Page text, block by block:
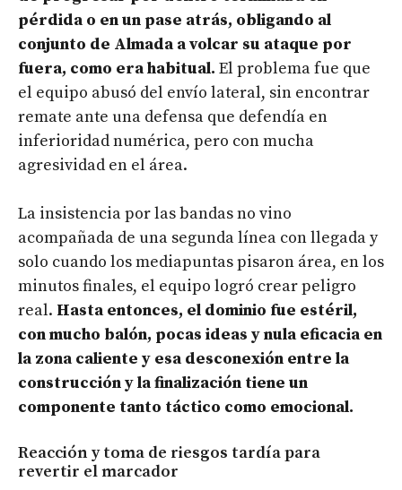
pérdida o en un pase atrás, obligando al
conjunto de Almada a volcar su ataque por
fuera, como era habitual. El problema fue que
el equipo abusó del envío lateral, sin encontrar
remate ante una defensa que defendía en
inferioridad numérica, pero con mucha
agresividad en el área.
La insistencia por las bandas no vino
acompañada de una segunda línea con llegada y
solo cuando los mediapuntas pisaron área, en los
minutos finales, el equipo logró crear peligro
real. Hasta entonces, el dominio fue estéril,
con mucho balón, pocas ideas y nula eficacia en
la zona caliente y esa desconexión entre la
construcción y la finalización tiene un
componente tanto táctico como emocional.
Reacción y toma de riesgos tardía para
revertir el marcador